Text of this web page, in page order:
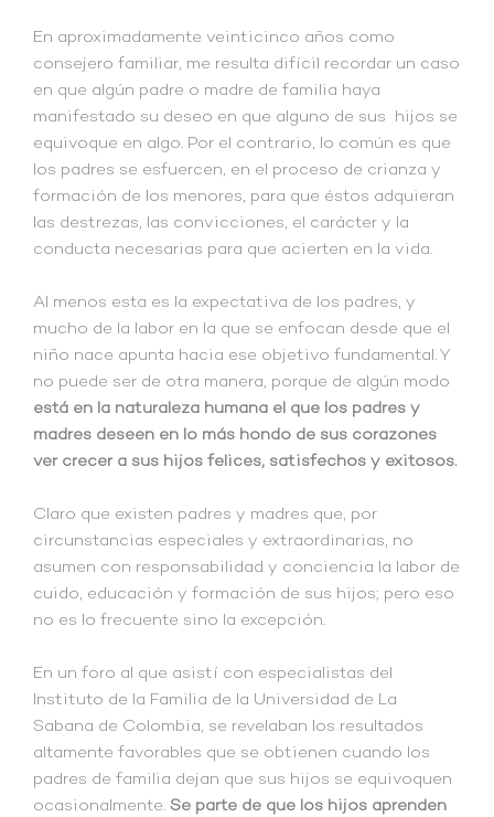
En aproximadamente veinticinco años como
consejero familiar, me resulta difícil recordar un caso
en que algún padre o madre de familia haya
manifestado su deseo en que alguno de sus hijos se
equivoque en algo. Por el contrario, lo común es que
los padres se esfuercen, en el proceso de crianza y
formación de los menores, para que éstos adquieran
las destrezas, las convicciones, el carácter y la
conducta necesarias para que acierten en la vida.
Al menos esta es la expectativa de los padres, y
mucho de la labor en la que se enfocan desde que el
niño nace apunta hacia ese objetivo fundamental. Y
no puede ser de otra manera, porque de algún modo
está en la naturaleza humana el que los padres y
madres deseen en lo más hondo de sus corazones
ver crecer a sus hijos felices, satisfechos y exitosos.
Claro que existen padres y madres que, por
circunstancias especiales y extraordinarias, no
asumen con responsabilidad y conciencia la labor de
cuido, educación y formación de sus hijos; pero eso
no es lo frecuente sino la excepción.
En un foro al que asistí con especialistas del
Instituto de la Familia de la Universidad de La
Sabana de Colombia, se revelaban los resultados
altamente favorables que se obtienen cuando los
padres de familia dejan que sus hijos se equivoquen
ocasionalmente. Se parte de que los hijos aprenden